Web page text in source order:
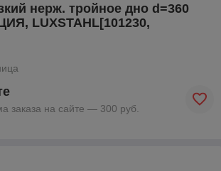
нерж. тройное дно d=360
LUXSTAHL[101230,
заказа на сайте — 300 руб.